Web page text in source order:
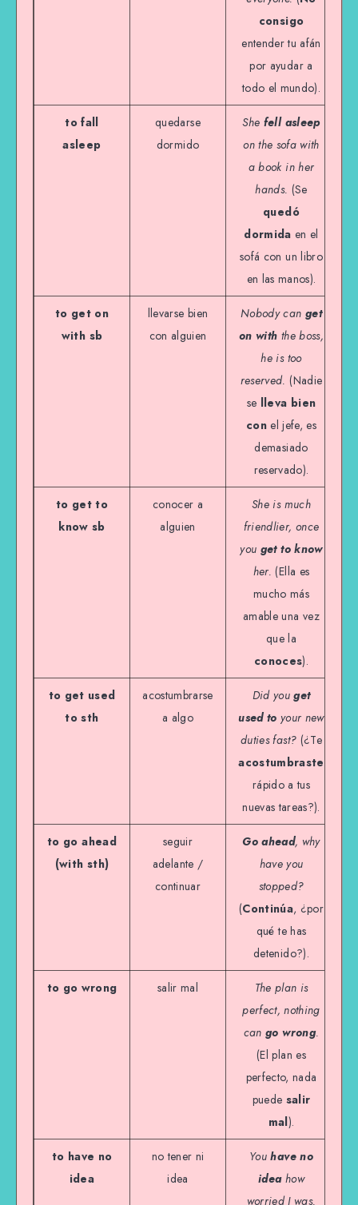
consigo
entender tu afán
por ayudar a
todo el mundo).
to fall
asleep
quedarse
dormido
She fell asleep
on the sofa with
a book in her
hands. (Se
quedó
dormida en el
sofá con un libro
en las manos).
to get on
with sb
llevarse bien
con alguien
Nobody can get
on with the boss,
he is too
reserved. (Nadie
se lleva bien
conel jefe, es
demasiado
reservado).
to get to
know sb
conocer a
alguien
She is much
friendlier, once
you get to know
her. (Ella es
mucho más
amable una vez
que la
conoces).
to get used
to sth
acostumbrarse
a algo
Did youget
used to your new
duties fast? (¿Te
acostumbraste
rápido a tus
nuevas tareas?).
to go ahead
(with sth)
seguir
adelante /
continuar
Go ahead, why
have you
stopped?
(Continúa, ¿por
qué te has
detenido?).
to go wrong salir mal
The plan is
perfect, nothing
cango wrong.
(El plan es
perfecto, nada
puede salir
mal).
to have no
idea
no tener ni
idea
Youhave no
ideahow
worried I was.